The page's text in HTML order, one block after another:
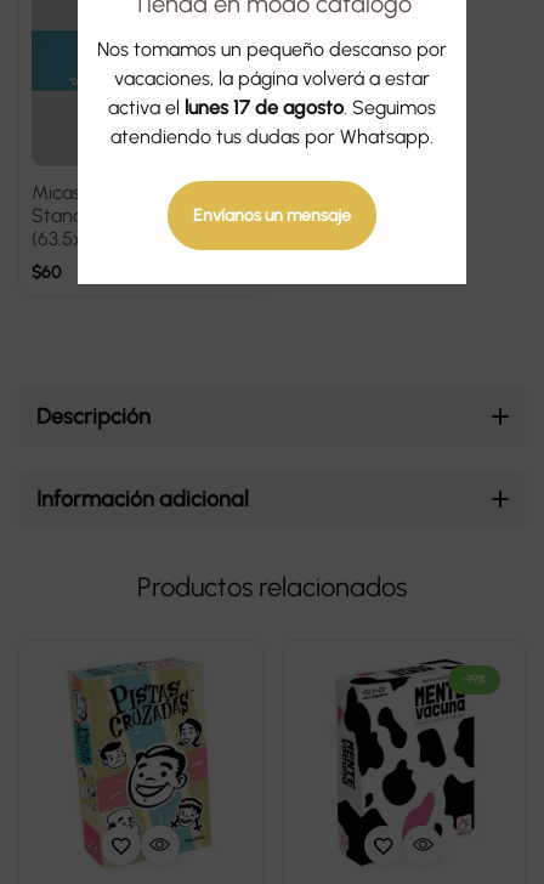
Micas Sleeve Kings
Standard Cards
(63.5x88mm)
$60
Descripción
Información adicional
Productos relacionados
-19%
Nos tomamos un pequeño descanso por
vacaciones, la página volverá a estar
activa el lunes 17 de agosto. Seguimos
atendiendo tus dudas por Whatsapp.
Envíanos un mensaje